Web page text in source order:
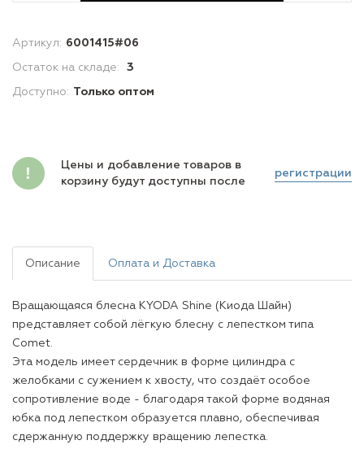
Артикул: 6001415#06
Остаток на складе: 3
Доступно: Только оптом
Цены и добавление товаров в
корзину будут доступны после
регистрации
Описание Оплата и Доставка
Вращающаяся блесна KYODA Shine (Киода Шайн)
представляет собой лёгкую блесну с лепестком типа
Comet.
Эта модель имеет сердечник в форме цилиндра с
желобками с сужением к хвосту, что создаёт особое
сопротивление воде - благодаря такой форме водяная
юбка под лепестком образуется плавно, обеспечивая
сдержанную поддержку вращению лепестка.